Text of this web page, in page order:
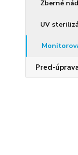
Zberné
UV
Pred-